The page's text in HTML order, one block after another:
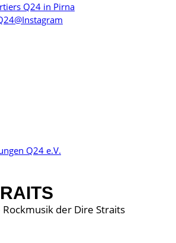
Q24 e.V.
der Dire Straits